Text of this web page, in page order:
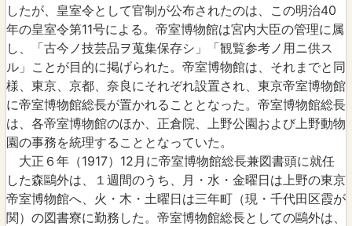
したが、皇室令として官制が公布されたのは、この明治40
年の皇室令第11号による。帝室博物館は宮内大臣の管理に属
し、「古今ノ技芸品ヲ蒐集保存シ」「観覧参考ノ用ニ供ス
ル」ことが目的に掲げられた。帝室博物館は、それまでと同
様、東京、京都、奈良にそれぞれ設置され、東京帝室博物館
に帝室博物館総長が置かれることとなった。帝室博物館総長
は、各帝室博物館のほか、正倉院、上野公園および上野動物
園の事務を統理することとなっていた。
大正６年（1917）12月に帝室博物館総長兼図書頭に就任
した森鷗外は、１週間のうち、月・水・金曜日は上野の東京
帝室博物館へ、火・木・土曜日は三年町（現・千代田区霞が
関）の図書寮に勤務した。帝室博物館総長としての鷗外は、